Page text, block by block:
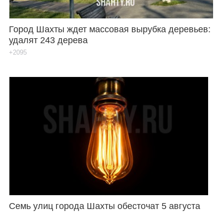
Город Шахты ждет массовая вырубка деревьев:
удалят 243 дерева
+2095
Семь улиц города Шахты обесточат 5 августа